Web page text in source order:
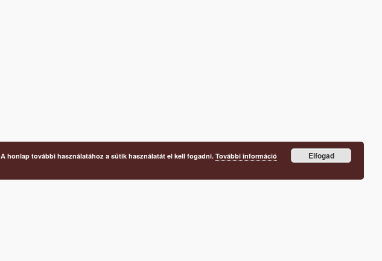
A honlap további használatához a sütik használatát el kell fogadni. További információ Elfogad